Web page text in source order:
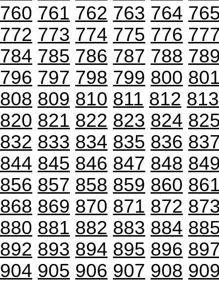
760 761 762 763 764
772 773 774 775 776
784 785 786 787 788
796 797 798 799 800
808 809 810 811 812 813
820 821 822 823 824
832 833 834 835 836
844 845 846 847 848
856 857 858 859 860
868 869 870 871 872
880 881 882 883 884
892 893 894 895 896
904 905 906 907 908